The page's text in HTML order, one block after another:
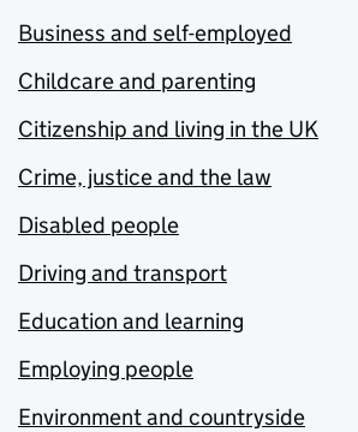
Business and self-employed
Childcare and parenting
Citizenship and living in the UK
Crime, justice and the law
Disabled people
Driving and transport
Education and learning
Employing people
Environment and countryside